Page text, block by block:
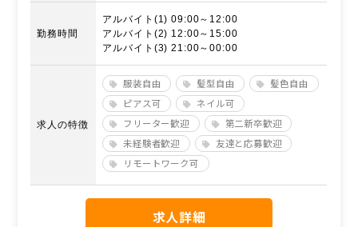
勤務時間
アルバイト(1) 09:00～12:00
アルバイト(2) 12:00～15:00
アルバイト(3) 21:00～00:00
求人の特徴
服装自由 髪型自由
髪色自由
ピアス可
ネイル可
フリーター歓迎
第二新卒歓迎
未経験者歓迎
友達と応募歓迎
リモートワーク可
求人詳細